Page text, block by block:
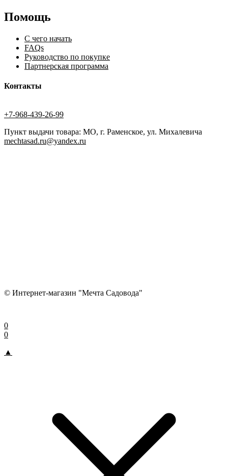
Помощь
С чего начать
FAQs
Руководство по покупке
Партнерская программа
Контакты
+7-968-439-26-99
Пункт выдачи товара: МО, г. Раменское, ул. Михалевича
mechtasad.ru@yandex.ru
© Интернет-магазин "Мечта Садовода"
0
0
▲